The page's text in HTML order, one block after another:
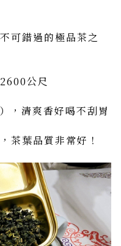
可錯過的極品茶之
公尺
，清爽香好喝不刮胃
茶葉品質非常好！